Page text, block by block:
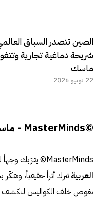
الصين تتصدر السباق
شريحة دماغية تجارية
ماسك
22 يونيو 2026
©MasterMinds - ماستر مايندز
MasterMinds© يقرّبك وجهاً لوجه من
العربية تترك أثراً حقيقياً،
نغوص خلف الكواليس لنكشف